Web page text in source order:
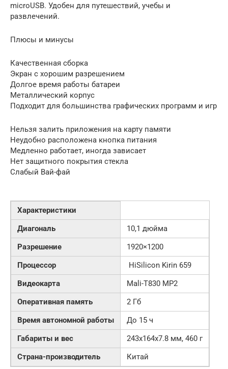
microUSB. Удобен для путешествий, учебы и
развлечений.
Плюсы и минусы
Качественная сборка
Экран с хорошим разрешением
Долгое время работы батареи
Металлический корпус
Подходит для большинства графических программ и игр
Нельзя залить приложения на карту памяти
Неудобно расположена кнопка питания
Медленно работает, иногда зависает
Нет защитного покрытия стекла
Слабый Вай-фай
Характеристики
Диагональ
10,1 дюйма
Разрешение
1920×1200
Процессор
HiSilicon Kirin 659
Видеокарта
Mali-T830 MP2
Оперативная память
2 Гб
Время автономной работы
До 15 ч
Габариты и вес
243x164x7.8 мм, 460 г
Страна-производитель
Китай